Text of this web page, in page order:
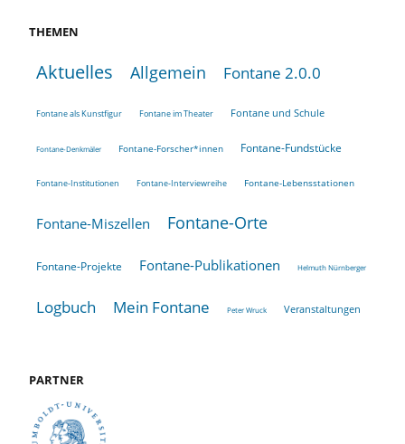
THEMEN
Aktuelles Allgemein Fontane 2.0.0
Fontane als Kunstfigur Fontane im Theater Fontane und Schule
Fontane-Denkmäler Fontane-Forscher*innen Fontane-Fundstücke
Fontane-Institutionen Fontane-Interviewreihe Fontane-Lebensstationen
Fontane-Miszellen Fontane-Orte
Fontane-Projekte Fontane-Publikationen Helmuth Nürnberger
Logbuch Mein Fontane Peter Wruck Veranstaltungen
PARTNER